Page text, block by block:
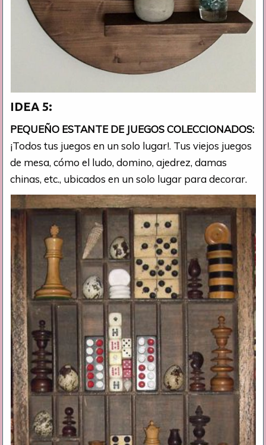
IDEA 5:
PEQUEÑO ESTANTE DE JUEGOS COLECCIONADOS:
¡Todos tus juegos en un solo lugar!. Tus viejos juegos
de mesa, cómo el ludo, domino, ajedrez, damas
chinas, etc., ubicados en un solo lugar para decorar.